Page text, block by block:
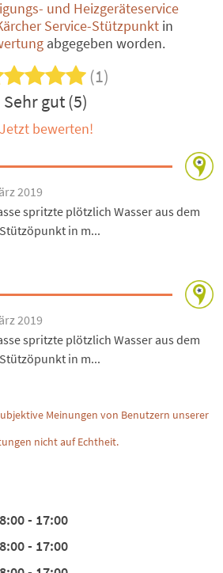
und Heizgeräteservice
Service-Stützpunkt in
abgegeben worden.
(1)
Sehr gut (5)
Jetzt bewerten!
2019
spritzte plötzlich Wasser aus dem
in m...
2019
spritzte plötzlich Wasser aus dem
in m...
Meinungen von Benutzern unserer
nicht auf Echtheit.
- 17:00
- 17:00